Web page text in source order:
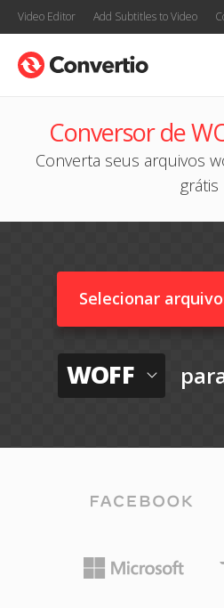
Video Editor Add Subtitles to Video
Conversor de
Converta seus arquivos
grátis
Selecionar
WOFF